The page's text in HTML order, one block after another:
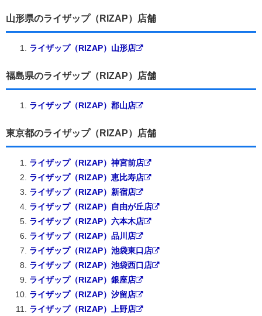
山形県のライザップ（RIZAP）店舗
ライザップ（RIZAP）山形店
福島県のライザップ（RIZAP）店舗
ライザップ（RIZAP）郡山店
東京都のライザップ（RIZAP）店舗
ライザップ（RIZAP）神宮前店
ライザップ（RIZAP）恵比寿店
ライザップ（RIZAP）新宿店
ライザップ（RIZAP）自由が丘店
ライザップ（RIZAP）六本木店
ライザップ（RIZAP）品川店
ライザップ（RIZAP）池袋東口店
ライザップ（RIZAP）池袋西口店
ライザップ（RIZAP）銀座店
ライザップ（RIZAP）汐留店
ライザップ（RIZAP）上野店